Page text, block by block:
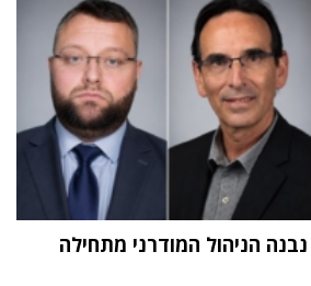
הניהול המודרני מתחילה